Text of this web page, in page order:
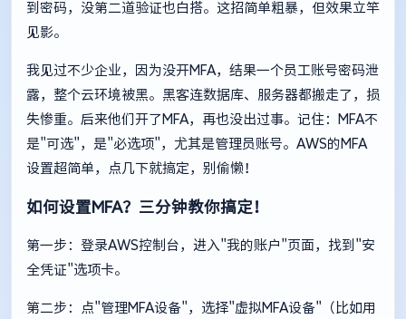
到密码，没第二道验证也白搭。这招简单粗暴，但效果立竿
见影。
我见过不少企业，因为没开MFA，结果一个员工账号密码泄
露，整个云环境被黑。黑客连数据库、服务器都搬走了，损
失惨重。后来他们开了MFA，再也没出过事。记住：MFA不
是"可选"，是"必选项"，尤其是管理员账号。AWS的MFA
设置超简单，点几下就搞定，别偷懒！
如何设置MFA？三分钟教你搞定！
第一步：登录AWS控制台，进入"我的账户"页面，找到"安
全凭证"选项卡。
第二步：点"管理MFA设备"，选择"虚拟MFA设备"（比如用